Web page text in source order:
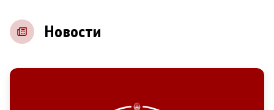
Контакт
Новости